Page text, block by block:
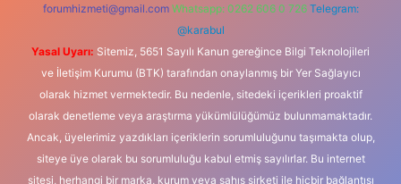
forumhizmeti@gmail.com Whatsapp: 0262 606 0 726 Telegram:
@karabul
Yasal Uyarı: Sitemiz, 5651 Sayılı Kanun gereğince Bilgi Teknolojileri
ve İletişim Kurumu (BTK) tarafından onaylanmış bir Yer Sağlayıcı
olarak hizmet vermektedir. Bu nedenle, sitedeki içerikleri proaktif
olarak denetleme veya araştırma yükümlülüğümüz bulunmamaktadır.
Ancak, üyelerimiz yazdıkları içeriklerin sorumluluğunu taşımakta olup,
siteye üye olarak bu sorumluluğu kabul etmiş sayılırlar. Bu internet
sitesi, herhangi bir marka, kurum veya şahıs şirketi ile hiçbir bağlantısı